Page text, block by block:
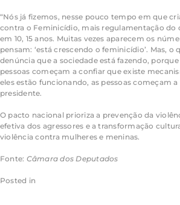
“Nós já fizemos, nesse pouco tempo em que
contra o Feminicídio, mais regulamentação do
em 10, 15 anos. Muitas vezes aparecem os
pensam: ‘está crescendo o feminicídio’. Mas, o
denúncia que a sociedade está fazendo,
pessoas começam a confiar que existe
eles estão funcionando, as pessoas começam
presidente.
O pacto nacional prioriza a prevenção da
efetiva dos agressores e a transformação
violência contra mulheres e meninas.
Fonte: Câmara dos Deputados
Posted in